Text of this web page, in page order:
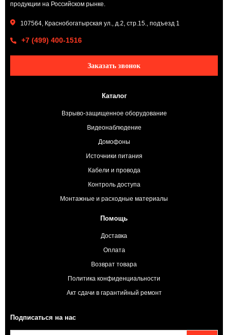
продукции на Российском рынке.
107564, Краснобогатырская ул., д.2, стр.15., подъезд 1
+7 (499) 400-1516
Заказать звонок
Каталог
Взрыво-защищенное оборудование
Видеонаблюдение
Домофоны
Источники питания
Кабели и провода
Контроль доступа
Монтажные и расходные материалы
Помощь
Доставка
Оплата
Возврат товара
Политика конфиденциальности
Акт сдачи в гарантийный ремонт
Подписаться на нас